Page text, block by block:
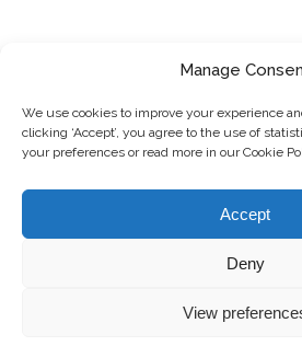
Manage
We use cookies to improve your experience
clicking ‘Accept’, you agree to the use of
your preferences or read more in our Cookie
Accept
Deny
View
© Copyright, 2026 . Rrjeti i Grave të
Kontakti Privacy